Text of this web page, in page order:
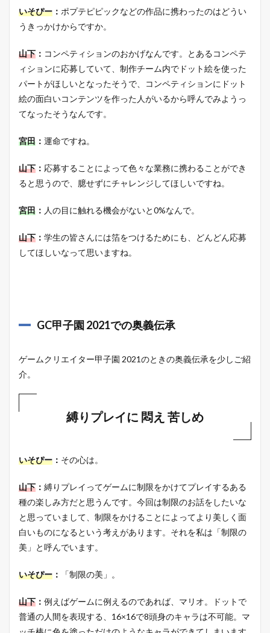
いそぴー ： ポプテピピックなどの作品に携わったのはどうい
うきっかけからですか。
山下 ： コンペティションのおかげなんです。とあるコンペテ
ィションに応募していて、制作チーム内でドット絵を使った
パートがほしいとなったそうで、コンペティションにドット
絵の面白いコンテンツを作った人がいるから呼んでみようっ
てなったそうなんです。
宮田 ： 運命ですね。
山下 ： 応募することによって色々な業務に携わることができ
ると思うので、臆せずにチャレンジしてほしいですね。
宮田 ： 人の目に触れる機会がないと0%なんで。
山下 ： 学生の皆さんには箔をつけるためにも、どんどん応募
してほしいなって思いますね。
GC甲子園 2021での奥義伝承
ゲームクリエイター甲子園 2021のときの奥義伝承を少しご紹
介。
縛りプレイに 悶え 苦しめ
いそぴー ： その心は。
山下 ： 縛りプレイってゲームに制限をかけてプレイするある
種の楽しみ方だと思うんです。今回は制限のお話をしたいな
と思っていまして、制限をかけることによってより美しく面
白いものになるという考えがあります。それを私は「制限の
美」と呼んでいます。
いそぴー ： 「制限の美」。
山下 ： 例えばゲームに例えるのであれば、マリオ。ドットで
普通の人間を表現する、16×16で8頭身のキャラは不可能。マ